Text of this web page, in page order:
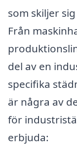
som skiljer
Från
del av en
specifika
är några av
för
erbjuda: